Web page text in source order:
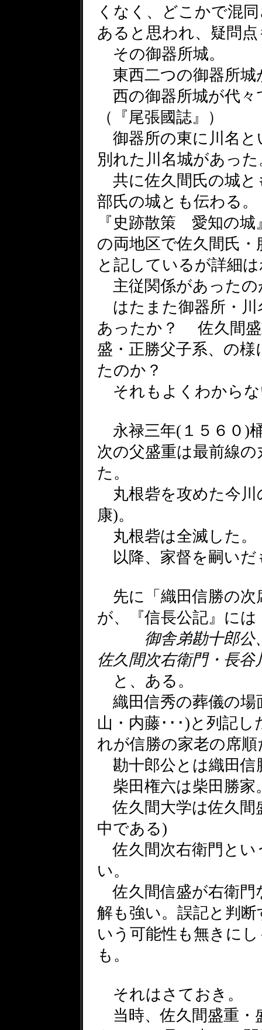
くなく、どこかで混
あると思われ、疑問
その御器所城。
東西二つの御器所城
西の御器所城が代々
（『尾張國誌』）
御器所の東に川名と
別れた川名城があった
共に佐久間氏の城と
部氏の城とも伝わる。
『史跡散策 愛知の城
の両地区で佐久間氏
と記しているが詳細
主従関係があったの
はたまた御器所・川
あったか？ 佐久間盛
盛・正勝父子系、の
たのか？
それもよくわからな
永禄三年(１５６０)
次の父盛重は最前線
た。
丸根砦を攻めた今川
康)。
丸根砦は全滅した。
以降、家督を嗣いだ
先に「織田信勝の次
が、『信長公記』には
御舎弟勘十郎公
佐久間次右衛門・長
と、ある。
織田信秀の葬儀の場
山・内藤･･･)と列記
れが信勝の家老の席
勘十郎公とは織田信
柴田権六は柴田勝家
佐久間大学は佐久間
中である)
佐久間次右衛門とい
い。
佐久間信盛が右衛門
解も強い。誤記と判
いう可能性も無きに
も。
それはさておき。
当時、佐久間盛重・